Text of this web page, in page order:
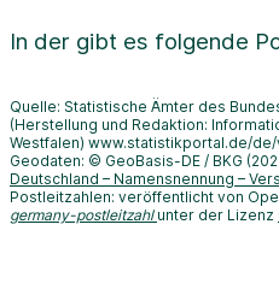
In der gibt es folgende
Quelle: Statistische Ämter des
(Herstellung und Redaktion:
Westfalen) www.statistikportal.de/
Geodaten: © GeoBasis-DE / BKG
Deutschland – Namensnennung –
Postleitzahlen: veröffentlicht von
germany-postleitzahl unter der Lizenz